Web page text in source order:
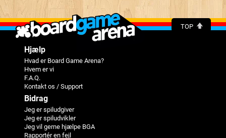
TOP
Hjælp
Hvad er Board Game Arena?
Hvem er vi
F.A.Q.
Kontakt os / Support
Bidrag
Jeg er spiludgiver
Jeg er spiludvikler
Jeg vil gerne hjælpe BGA
Rapportér en fejl